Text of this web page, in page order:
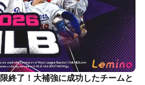
終了！大補強に成功したチームと